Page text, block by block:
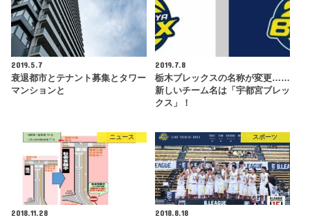
2019.5.7
衰退都市とテナント募集とタワー
マンションと
2019.7.8
栃木ブレックスの名称が変更……
新しいチーム名は「宇都宮ブレッ
クス」！
ニュース
2018.11.28
スポーツ
2018.8.18